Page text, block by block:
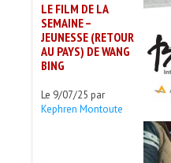
LE FILM DE LA
SEMAINE –
JEUNESSE (RETOUR
AU PAYS) DE WANG
BING
Le 9/07/25 par
Kephren Montoute